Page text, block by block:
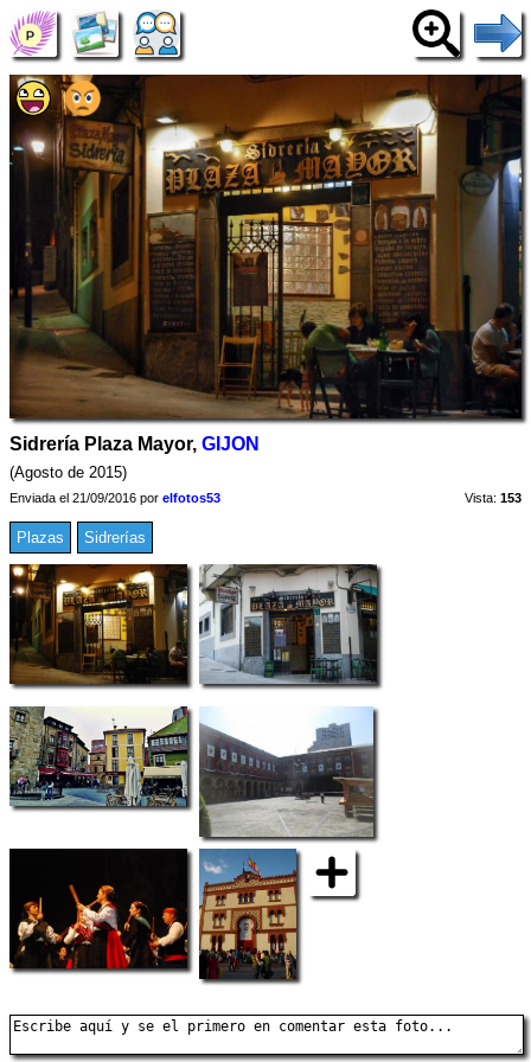
Sidrería Plaza Mayor, GIJON
(Agosto de 2015)
Enviada el 21/09/2016 por elfotos53 Vista: 153
Plazas Sidrerías